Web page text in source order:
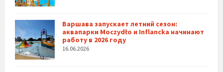
Варшава запускает летний сезон:
аквапарки Moczydło и Inflancka начинают
работу в 2026 году
16.06.2026